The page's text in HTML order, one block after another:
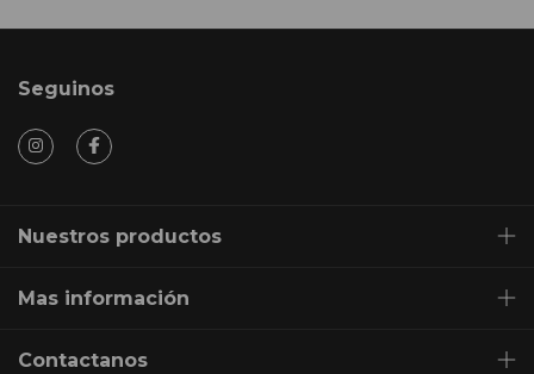
Seguinos
Nuestros productos
Mas información
Contactanos